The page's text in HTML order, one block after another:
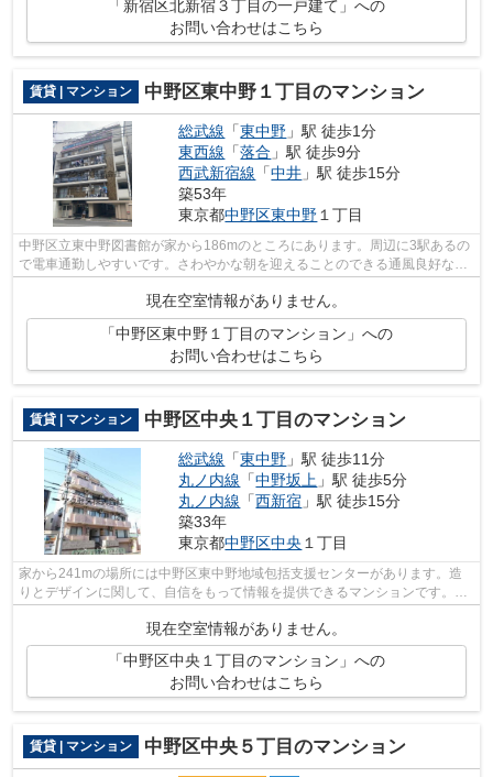
「新宿区北新宿３丁目の一戸建て」への
お問い合わせはこちら
賃貸 | マンション 中野区東中野１丁目のマンション
総武線 「東中野 」駅 徒歩1分
東西線 「落合 」駅 徒歩9分
西武新宿線 「中井 」駅 徒歩15分
築53年
東京都中野区東中野１丁目
中野区立東中野図書館が家から186mのところにあります。周辺に3駅あるの
で電車通勤しやすいです。さわやかな朝を迎えることのできる通風良好なマ
ンション。こちらは初期費用をカードで...
現在空室情報がありません。
「中野区東中野１丁目のマンション」への
お問い合わせはこちら
賃貸 | マンション 中野区中央１丁目のマンション
総武線 「東中野 」駅 徒歩11分
丸ノ内線 「中野坂上 」駅 徒歩5分
丸ノ内線 「西新宿 」駅 徒歩15分
築33年
東京都中野区中央 １丁目
家から241mの場所には中野区東中野地域包括支援センターがあります。造
りとデザインに関して、自信をもって情報を提供できるマンションです。こ
ちらは初期費用をカードでお支払いいた...
現在空室情報がありません。
「中野区中央１丁目のマンション」への
お問い合わせはこちら
賃貸 | マンション 中野区中央５丁目のマンション